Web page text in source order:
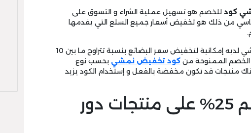
كود للخصم هو تسهيل عملية الشراء و التسوق على
من ذلك هو تخفيض أسعار جميع السلع التي يقدمها
فكود الخصم المقدم من موقع نمشي لديه إمكانية لتخفيض سعر البضائع بنسبة تتراوح ما بين 10
كود تخفيض نمشي بحسب نوع
منتجات قد تكون مخفضة بالفعل و إستخدام الكود يزيد
نمشي كود لخصم 25% على منتجات دور